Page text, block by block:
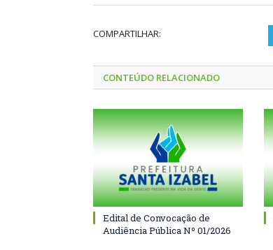
COMPARTILHAR:
CONTEÚDO RELACIONADO
Edital de Convocação de
Audiência Pública Nº 01/2026